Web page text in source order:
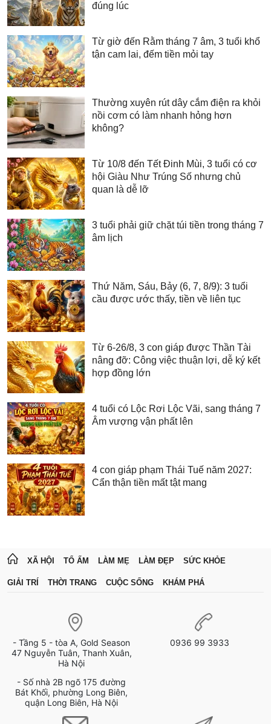
đúng lúc
Từ giờ đến Rằm tháng 7 âm, 3 tuổi khổ
tận cam lai, đếm tiền mỏi tay
Thường xuyên rút dây cắm điện ra khỏi
nồi cơm có làm nhanh hỏng hơn
không?
Từ 10/8 đến Tết Đinh Mùi, 3 tuổi có cơ
hội Giàu Như Trúng Số nhưng chủ
quan là dễ lỡ
3 tuổi phải giữ chặt túi tiền trong tháng 7
âm lịch
Thứ Năm, Sáu, Bảy (6, 7, 8/9): 3 tuổi
cầu được ước thấy, tiền về liên tục
Từ 6-26/8, 3 con giáp được Thần Tài
nâng đỡ: Công việc thuận lợi, dễ ký kết
hợp đồng lớn
4 tuổi có Lộc Rơi Lộc Vãi, sang tháng 7
Âm vượng vận phất lên
4 con giáp phạm Thái Tuế năm 2027:
Cẩn thận tiền mất tật mang
XÃ HỘI TỔ ẤM LÀM MẸ LÀM ĐẸP SỨC KHỎE
GIẢI TRÍ THỜI TRANG CUỘC SỐNG KHÁM PHÁ
- Tầng 5 - tòa A, Gold Season
47 Nguyễn Tuân, Thanh Xuân,
Hà Nội
- Số nhà 2B ngõ 175 đường
Bát Khối, phường Long Biên,
quận Long Biên, Hà Nội
0936 99 3933